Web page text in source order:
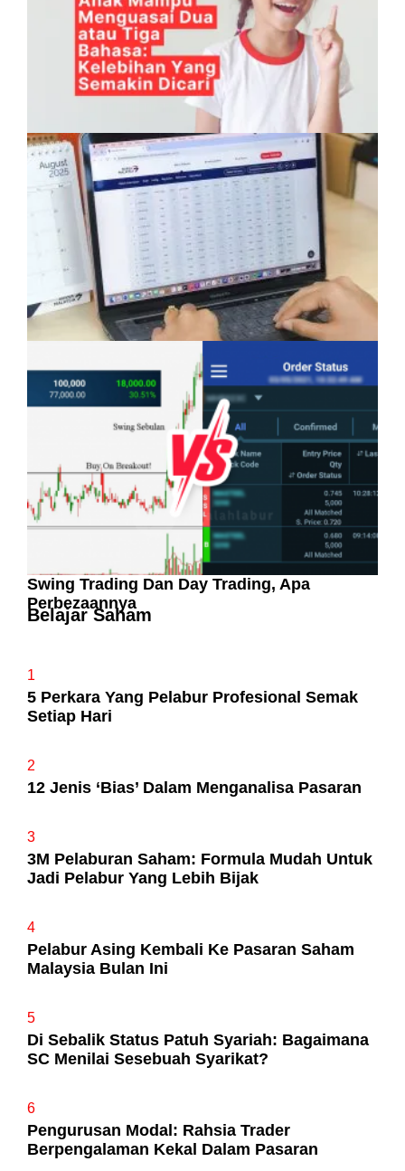
Anak Mampu Menguasai Dua atau Tiga
Bahasa: Kelebihan Yang Semakin Dicari
Pelaburan Saham Bukan Untuk Mereka Yang
Suka ‘Stress’
Swing Trading Dan Day Trading, Apa
Perbezaannya
Belajar Saham
1
5 Perkara Yang Pelabur Profesional Semak
Setiap Hari
2
12 Jenis ‘Bias’ Dalam Menganalisa Pasaran
3
3M Pelaburan Saham: Formula Mudah Untuk
Jadi Pelabur Yang Lebih Bijak
4
Pelabur Asing Kembali Ke Pasaran Saham
Malaysia Bulan Ini
5
Di Sebalik Status Patuh Syariah: Bagaimana
SC Menilai Sesebuah Syarikat?
6
Pengurusan Modal: Rahsia Trader
Berpengalaman Kekal Dalam Pasaran